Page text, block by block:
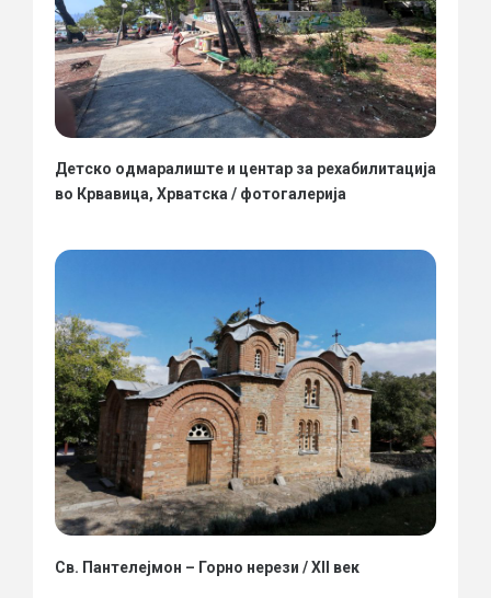
Детско одмаралиште и центар за рехабилитација
во Крвавица, Хрватска / фотогалерија
Св. Пантелејмон – Горно нерези / XII век